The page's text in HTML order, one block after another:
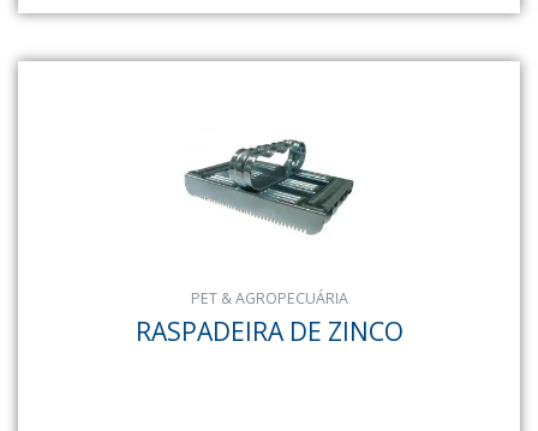
PET & AGROPECUÁRIA
RASPADEIRA DE ZINCO